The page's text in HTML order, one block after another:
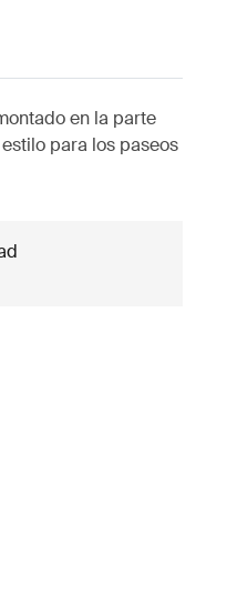
en la parte
para los paseos